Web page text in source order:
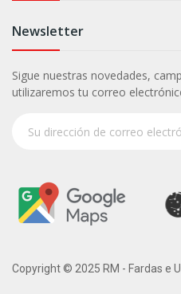
Newsletter
Sigue nuestras novedades,
utilizaremos tu correo
Copyright © 2025 RM - Fardas e